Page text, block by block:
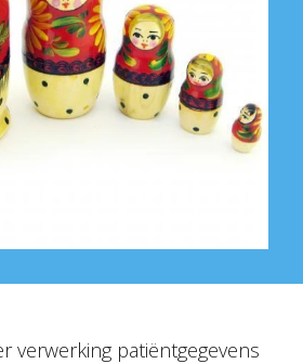
verwerking patiëntgegevens